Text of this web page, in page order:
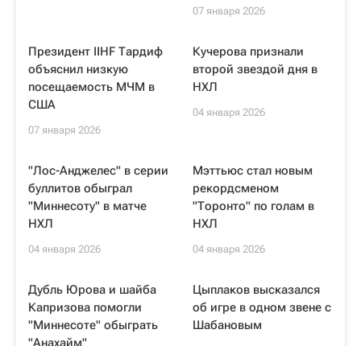
07 января 2026
Президент IIHF Тардиф
объяснил низкую
посещаемость МЧМ в
США
07 января 2026
Кучерова признали
второй звездой дня в
НХЛ
04 января 2026
"Лос-Анджелес" в серии
буллитов обыграл
"Миннесоту" в матче
НХЛ
04 января 2026
Мэттьюс стал новым
рекордсменом
"Торонто" по голам в
НХЛ
04 января 2026
Дубль Юрова и шайба
Капризова помогли
"Миннесоте" обыграть
"Анахайм"
Цыплаков высказался
об игре в одном звене с
Шабановым